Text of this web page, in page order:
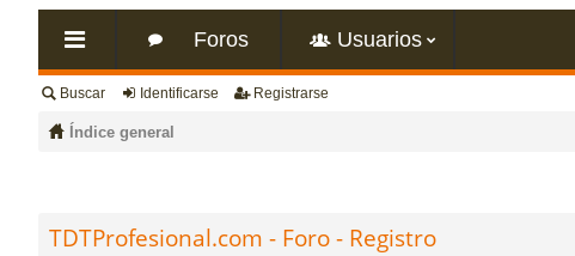
nl
Foros Usuarios
Buscar Identificarse Registrarse
Índice general
TDTProfesional.com - Foro - Registro